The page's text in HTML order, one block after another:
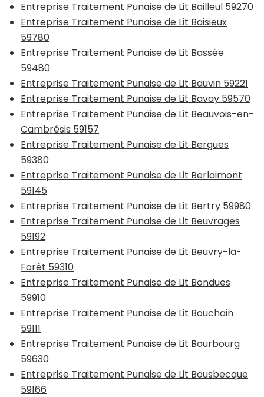
Entreprise Traitement Punaise de Lit Bailleul 59270
Entreprise Traitement Punaise de Lit Baisieux
59780
Entreprise Traitement Punaise de Lit Bassée
59480
Entreprise Traitement Punaise de Lit Bauvin 59221
Entreprise Traitement Punaise de Lit Bavay 59570
Entreprise Traitement Punaise de Lit Beauvois-en-
Cambrésis 59157
Entreprise Traitement Punaise de Lit Bergues
59380
Entreprise Traitement Punaise de Lit Berlaimont
59145
Entreprise Traitement Punaise de Lit Bertry 59980
Entreprise Traitement Punaise de Lit Beuvrages
59192
Entreprise Traitement Punaise de Lit Beuvry-la-
Forêt 59310
Entreprise Traitement Punaise de Lit Bondues
59910
Entreprise Traitement Punaise de Lit Bouchain
59111
Entreprise Traitement Punaise de Lit Bourbourg
59630
Entreprise Traitement Punaise de Lit Bousbecque
59166